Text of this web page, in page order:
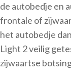
de autobedje en
frontale of
het autobedje
Light 2 veilig
zijwaartse